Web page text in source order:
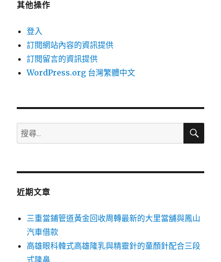
其他操作
登入
訂閱網站內容的資訊提供
訂閱留言的資訊提供
WordPress.org 台灣繁體中文
搜
尋
鍵
搜
近期文章
三重當鋪管道黃金回收周轉最新的大里當舖與鳳山
汽車借款
高雄眼科韓式高雄隆乳與精靈針的童顏針配合三段
式隆鼻